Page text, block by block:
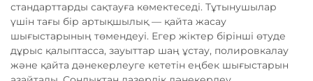
стандарттарды сақтауға көмектеседі. Тұтынушылар
үшін тағы бір артықшылық — қайта жасау
шығыстарының төмендеуі. Егер жіктер бірінші өтуде
дұрыс қалыптасса, зауыттар шаң ұстау, полировкалау
және қайта дәнекерлеуге кететін еңбек шығыстарын